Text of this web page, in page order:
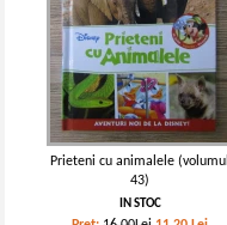
Prieteni cu animalele (volumul
43)
IN STOC